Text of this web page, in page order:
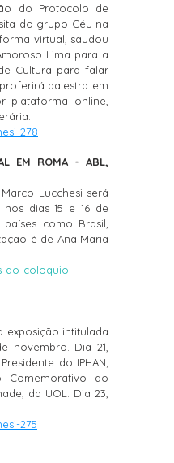
do Protocolo de
do grupo Céu na
virtual, saudou
Lima para a
Cultura para falar
palestra em
plataforma online,
278
EM ROMA - ABL,
Lucchesi será
dias 15 e 16 de
como Brasil,
é de Ana Maria
do-coloquio-
exposição intitulada
novembro. Dia 21,
do IPHAN;
Comemorativo do
da UOL. Dia 23,
275